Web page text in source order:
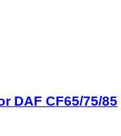
DAF CF65/75/85